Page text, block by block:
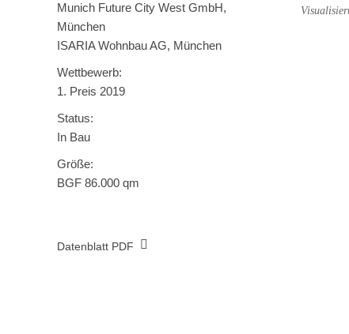
Munich Future City West GmbH,
München
ISARIA Wohnbau AG, München
Wettbewerb:
1. Preis 2019
Status:
In Bau
Größe:
BGF 86.000 qm
Datenblatt PDF